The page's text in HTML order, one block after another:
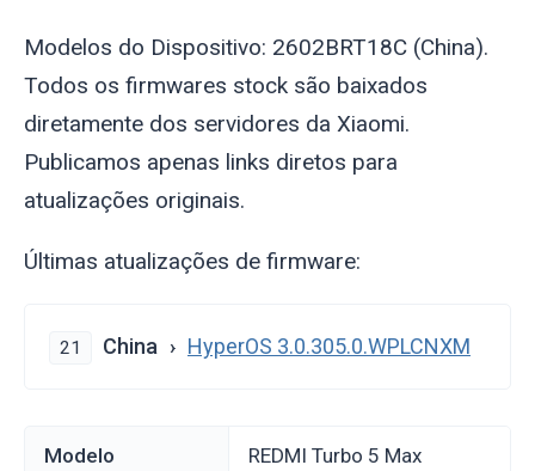
Modelos do Dispositivo: 2602BRT18C (China).
Todos os firmwares stock são baixados
diretamente dos servidores da Xiaomi.
Publicamos apenas links diretos para
atualizações originais.
Últimas atualizações de firmware:
21 China HyperOS 3.0.305.0.WPLCNXM
Modelo REDMI Turbo 5 Max